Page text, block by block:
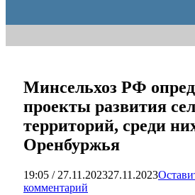
Минсельхоз РФ
проекты развития
территорий, среди
Оренбуржья
19:05 / 27.11.202327.11.2023
комментарий